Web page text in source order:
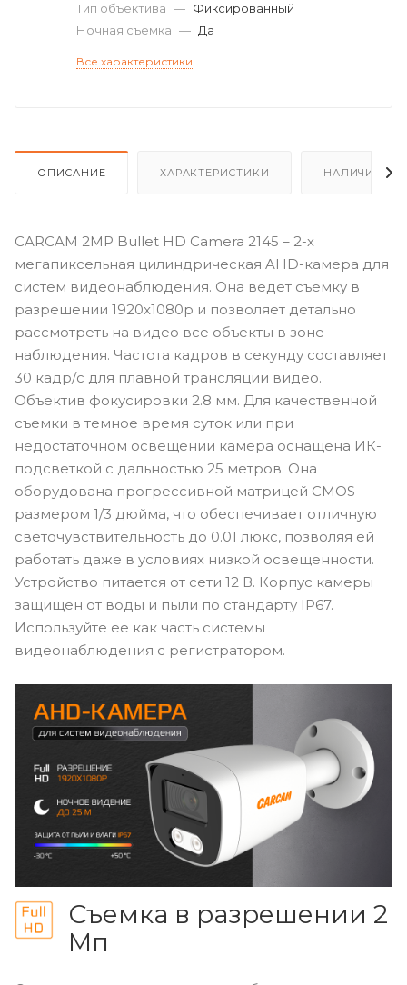
Тип объектива — Фиксированный
Ночная съемка — Да
Все характеристики
ОПИСАНИЕ ХАРАКТЕРИСТИКИ НАЛИЧИЕ
CARCAM 2MP Bullet HD Camera 2145 – 2-х
мегапиксельная цилиндрическая AHD-камера для
систем видеонаблюдения. Она ведет съемку в
разрешении 1920x1080p и позволяет детально
рассмотреть на видео все объекты в зоне
наблюдения. Частота кадров в секунду составляет
30 кадр/с для плавной трансляции видео.
Объектив фокусировки 2.8 мм. Для качественной
съемки в темное время суток или при
недостаточном освещении камера оснащена ИК-
подсветкой с дальностью 25 метров. Она
оборудована прогрессивной матрицей CMOS
размером 1/3 дюйма, что обеспечивает отличную
светочувствительность до 0.01 люкс, позволяя ей
работать даже в условиях низкой освещенности.
Устройство питается от сети 12 В. Корпус камеры
защищен от воды и пыли по стандарту IP67.
Используйте ее как часть системы
видеонаблюдения с регистратором.
Съемка в разрешении 2
Мп